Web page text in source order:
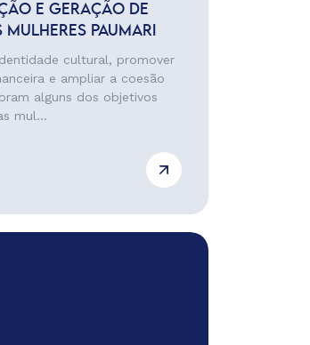
E GERAÇÃO DE
MULHERES PAUMARI
cultural, promover
e ampliar a coesão
alguns dos objetivos
mul...